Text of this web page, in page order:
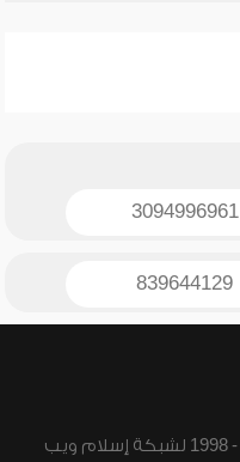
3094996961
839644129